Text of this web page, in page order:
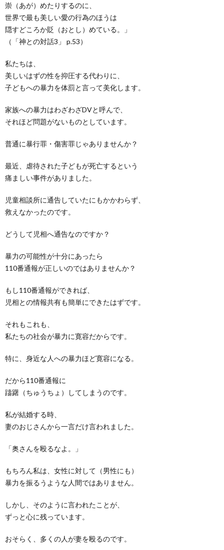
崇（あが）めたりするのに、
世界で最も美しい愛の行為のほうは
隠すどころか貶（おとし）めている。」
（「神との対話3」 p.53）
私たちは、
美しいはずの性を抑圧する代わりに、
子どもへの暴力を体罰と言って美化します。
家族への暴力はわざわざDVと呼んで、
それほど問題がないものとしています。
普通に暴行罪・傷害罪じゃありませんか？
最近、虐待された子どもが死亡するという
痛ましい事件がありました。
児童相談所に通告していたにもかかわらず、
救えなかったのです。
どうして児相へ通告なのですか？
暴力の可能性が十分にあったら
110番通報が正しいのではありませんか？
もし110番通報ができれば、
児相との情報共有も簡単にできたはずです。
それもこれも、
私たちの社会が暴力に寛容だからです。
特に、身近な人への暴力ほど寛容になる。
だから110番通報に
躊躇（ちゅうちょ）してしまうのです。
私が結婚する時、
妻のおじさんから一言だけ言われました。
「奥さんを殴るなよ。」
もちろん私は、女性に対して（男性にも）
暴力を振るうような人間ではありません。
しかし、そのように言われたことが、
ずっと心に残っています。
おそらく、多くの人が妻を殴るのです。